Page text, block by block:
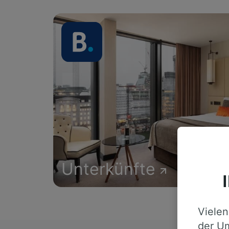
Unterkünfte
der